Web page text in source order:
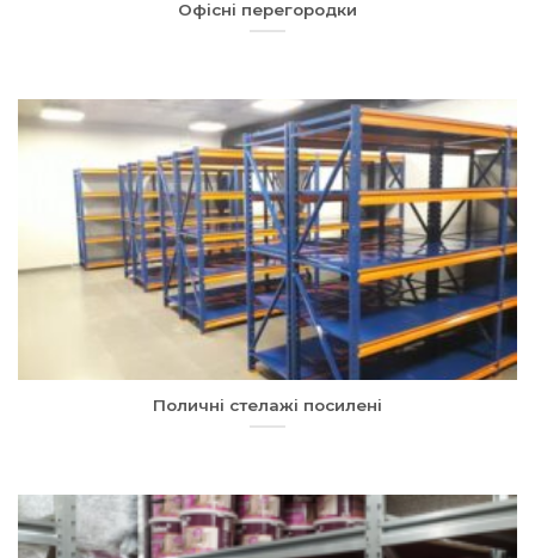
Офісні перегородки
Поличні стелажі посилені